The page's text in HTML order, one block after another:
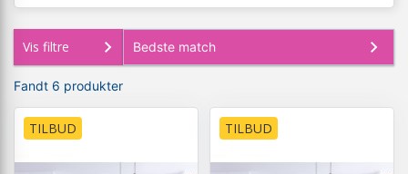
Vis filtre
Fandt 6 produkter
TILBUD TILBUD